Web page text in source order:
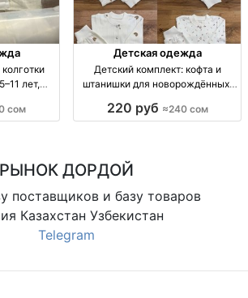
лет,
9–11 лет,
сом
Детская одежда
Детский комплект: кофта и
штанишки для новорождённых,
комплект 2 пр.: кофта + штаны, р-
220 руб ≈240 сом
РЫНОК ДОРДОЙ
поставщиков и базу товаров
Казахстан Узбекистан
Telegram